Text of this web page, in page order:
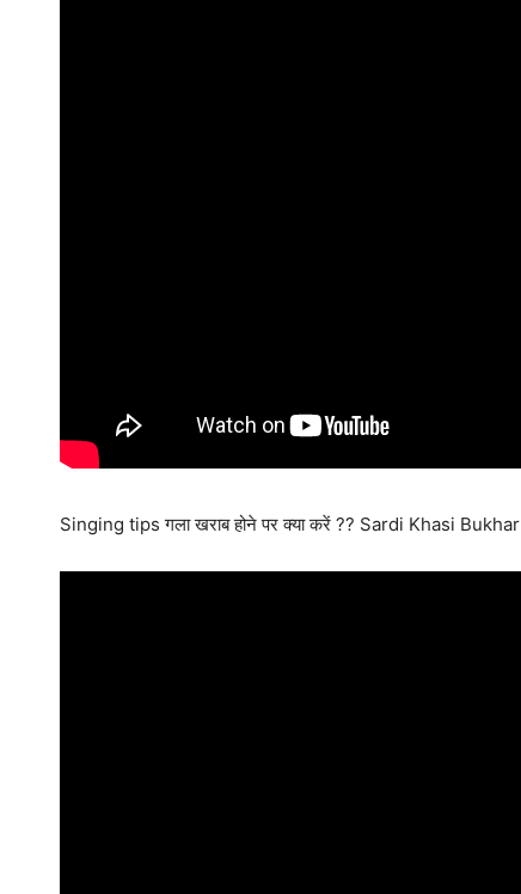
Singing tips गला खराब होने पर क्या करें ?? Sardi Khasi Bukhar